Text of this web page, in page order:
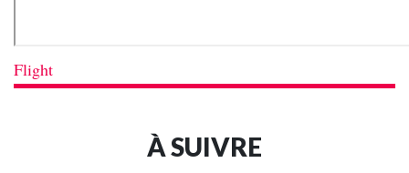
Flight
À SUIVRE